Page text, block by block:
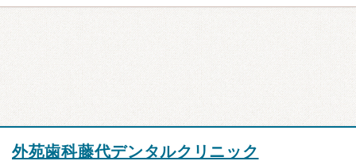
外苑歯科藤代デンタルクリニック